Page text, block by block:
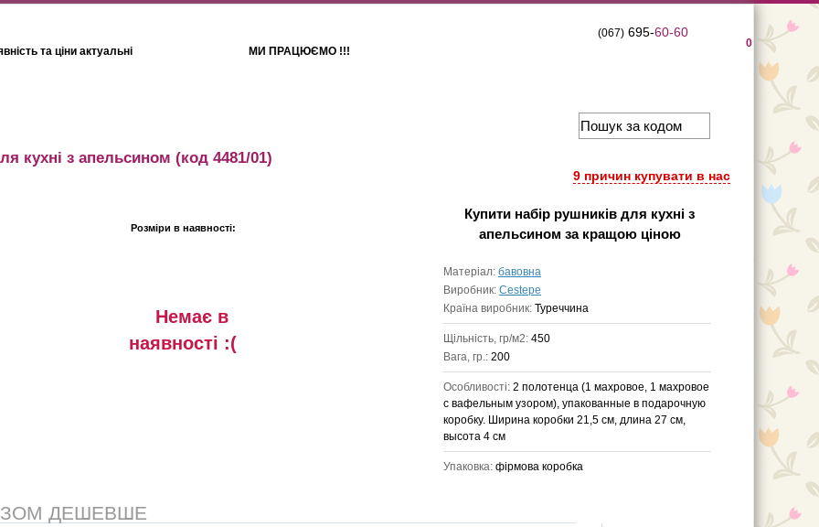
та ціни актуальні МИ ПРАЦЮЄМО !!!
0
(067)695-60-60
9 причин купувати в нас
кухні з апельсином (код 4481/01)
Розміри в наявності:
Немає в
наявностi :(
Купити набір рушників для кухні з
апельсином за кращою ціною
Матеріал: бавовна
Виробник: Cestepe
Країна виробник: Туреччина
Щільність, гр/м2: 450
Вага, гр.: 200
Особливості: 2 полотенца (1 махровое, 1 махровое
с вафельным узором), упакованные в подарочную
коробку. Ширина коробки 21,5 см, длина 27 см,
высота 4 см
Упаковка: фірмова коробка
ДЕШЕВШЕ